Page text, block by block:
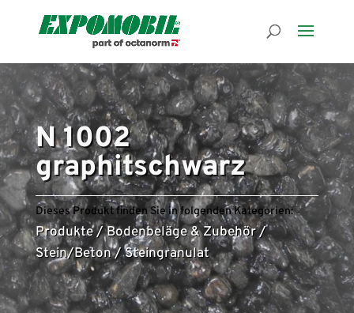
N 1002
graphitschwarz
Dieses Produkt finden Sie in folgenden Kategorien:
Produkte/Bodenbeläge & Zubehör/
Stein/Beton/Steingranulat